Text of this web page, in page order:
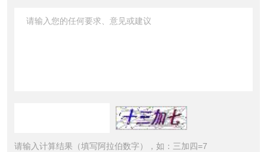
请输入计算结果（填写阿拉伯数字），如：三加四=7